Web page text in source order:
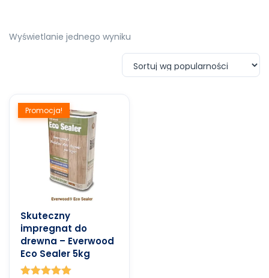
Wyświetlanie jednego wyniku
Promocja!
Skuteczny
impregnat do
drewna – Everwood
Eco Sealer 5kg